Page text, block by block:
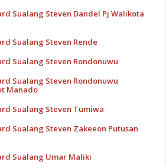
Sualang Steven Dandel Pj Walikota
Sualang Steven Rende
Sualang Steven Rondonuwu
Sualang Steven Rondonuwu
Manado
Sualang Steven Tumiwa
Sualang Steven Zakeeon Putusan
Sualang Umar Maliki